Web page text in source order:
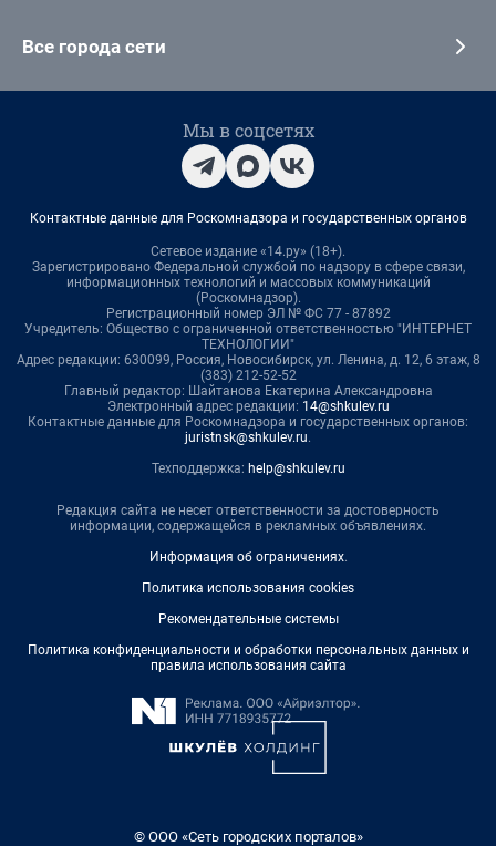
Все города сети
Мы в соцсетях
Контактные данные для Роскомнадзора и государственных органов
Сетевое издание «14.ру» (18+).
Зарегистрировано Федеральной службой по надзору в сфере связи,
информационных технологий и массовых коммуникаций
(Роскомнадзор).
Регистрационный номер ЭЛ № ФС 77 - 87892
Учредитель: Общество с ограниченной ответственностью "ИНТЕРНЕТ
ТЕХНОЛОГИИ"
Адрес редакции: 630099, Россия, Новосибирск, ул. Ленина, д. 12, 6 этаж, 8
(383) 212-52-52
Главный редактор: Шайтанова Екатерина Александровна
Электронный адрес редакции: 14@shkulev.ru
Контактные данные для Роскомнадзора и государственных органов:
juristnsk@shkulev.ru.
Техподдержка: help@shkulev.ru
Редакция сайта не несет ответственности за достоверность
информации, содержащейся в рекламных объявлениях.
Информация об ограничениях.
Политика использования cookies
Рекомендательные системы
Политика конфиденциальности и обработки персональных данных и
правила использования сайта
© ООО «Сеть городских порталов»